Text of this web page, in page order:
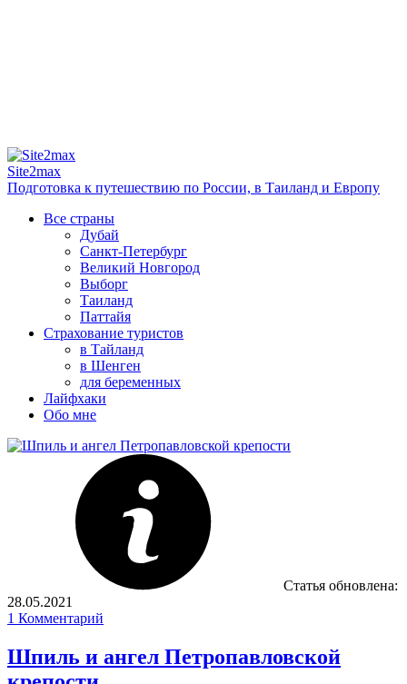
Site2max
Подготовка к путешествию по России, в Таиланд и Европу
Все страны
Дубай
Санкт-Петербург
Великий Новгород
Выборг
Таиланд
Паттайя
Страхование туристов
в Тайланд
в Шенген
для беременных
Лайфхаки
Обо мне
Статья обновлена:
28.05.2021
1 Комментарий
Шпиль и ангел Петропавловской